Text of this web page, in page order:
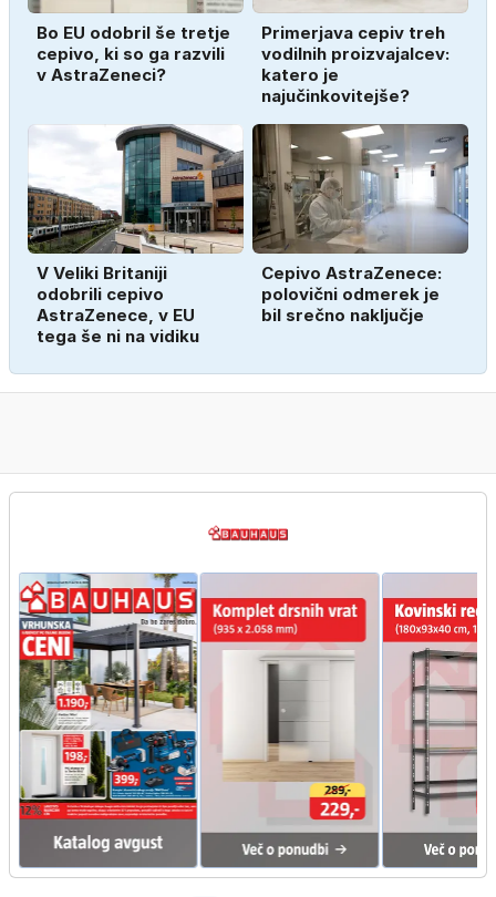
Bo EU odobril še tretje
cepivo, ki so ga razvili
v AstraZeneci?
Primerjava cepiv treh
vodilnih proizvajalcev:
katero je
najučinkovitejše?
V Veliki Britaniji
odobrili cepivo
AstraZenece, v EU
tega še ni na vidiku
Cepivo AstraZenece:
polovični odmerek je
bil srečno naključje